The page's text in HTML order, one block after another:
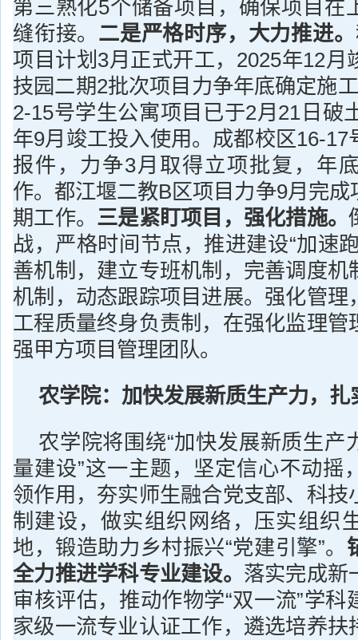
第三熟化5个储备项目，确保项目在
缝衔接。 二是严格时序，大力推进。
项目计划3月正式开工，2025年12月
技园二期2批次项目力争年底确定施
2-15号学生公寓项目已于2月21日破
年9月竣工投入使用。成都校区16-17
报件，力争3月取得立项批复，年
作。都江堰二教B区项目力争9月完
期工作。 三是紧盯项目，强化措施。
战，严格时间节点，推进建设“加速
善机制，建立专班机制，完善调度机
机制，动态跟踪项目进展。强化管理
工程质量终身负责制，在强化监理管
强甲方项目管理团队。
农学院： 加快发展新质生产力，
农学院将围绕“加快发展新质生产
量建设”这一主题，坚定信心不动摇
领作用，夯实师生融合党支部、科技
制建设，做实组织网络，压实组织
地，锻造助力乡村振兴“党建引擎”。
全力推进学科专业建设。 落实完成新
审核评估，推动作物学“双一流”学科
家级一流专业认证工作，遴选培养扶